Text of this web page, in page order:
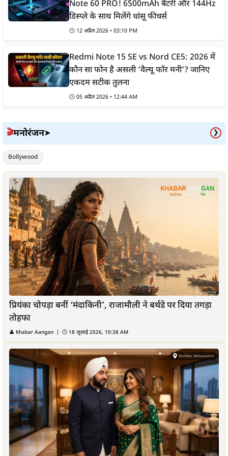
Note 60 PRO! 6500mAh बैटरी और 144Hz
डिस्प्ले के साथ मिलेंगे धांसू फीचर्स
🕒 12 अप्रैल 2026 • 03:10 PM
Redmi Note 15 SE vs Nord CE5: 2026 में
कौन सा फोन है असली ‘वैल्यू फॉर मनी’? जानिए
एकदम सटीक तुलना
🕒 05 अप्रैल 2026 • 12:44 AM
🎬मनोरंजन➤ ❯
Bollywood
प्रियंका चोपड़ा बनीं ‘मंदाकिनी’, राजामौली ने बर्थडे पर दिया तगड़ा
तोहफा
👤 Khabar Aangan | 🕒 18 जुलाई 2026, 10:38 AM